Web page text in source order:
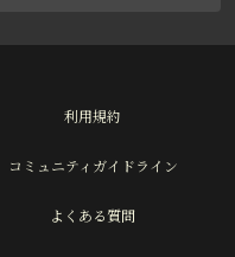
利用規約
コミュニティガイドライン
よくある質問